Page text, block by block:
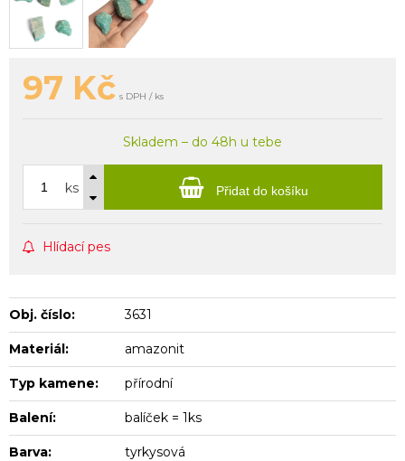
97 Kč s DPH / ks
Skladem – do 48h u tebe
ks Přidat do košíku
Hlídací pes
Obj. číslo: 3631
Materiál: amazonit
Typ kamene: přírodní
Balení: balíček = 1ks
Barva: tyrkysová